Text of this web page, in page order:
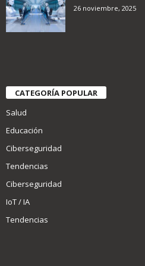
26 noviembre, 2025
CATEGORÍA POPULAR
Salud
Educación
Ciberseguridad
Tendencias
Ciberseguridad
IoT / IA
Tendencias